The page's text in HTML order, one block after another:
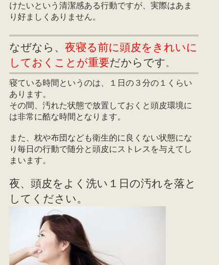
けたいという清潔感ある行動ですが、実際はあま
り好ましくありません。
なぜなら、 夜寝る前に頭皮をきれいに
しておくことが重要だからです 。
寝ている時間というのは、１日の３分の１くらい
あります。
その間、汚れた状態で放置しておくと頭皮環境に
は非常に酷な時間となります。
また、枕や布団なども衛生的に良くない状態にな
り毎日の行動で随分と頭皮にストレスを与えてし
まいます。
夜、頭皮をよく洗い１日の汚れを落と
してください。